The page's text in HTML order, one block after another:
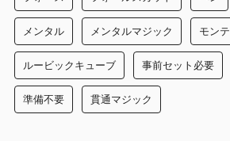
メンタル メンタルマジック モンテ
ルービックキューブ 事前セット必要
準備不要 貫通マジック